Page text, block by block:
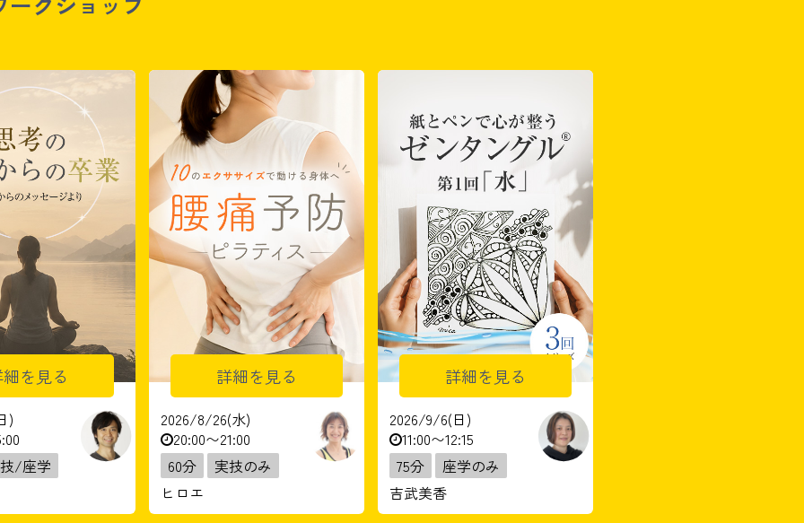
を見る
)
/座学
詳細を見る
2026/8/26(水)
20:00〜21:00
60分
実技のみ
ヒロエ
詳細を見る
2026/9/6(日)
11:00〜12:15
75分
座学のみ
吉武美香